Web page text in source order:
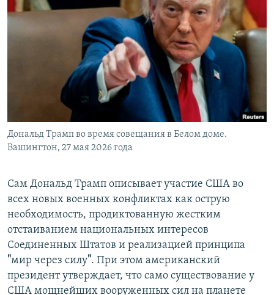
Дональд Трамп во время совещания в Белом доме.
Вашингтон, 27 мая 2026 года
Сам Дональд Трамп описывает участие США во
всех новых военных конфликтах как острую
необходимость, продиктованную жестким
отстаиванием национальных интересов
Соединенных Штатов и реализацией принципа
"мир через силу". При этом американский
президент утверждает, что само существование у
США мощнейших вооруженных сил на планете